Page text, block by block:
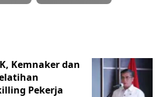
Kemnaker dan
Pekerja